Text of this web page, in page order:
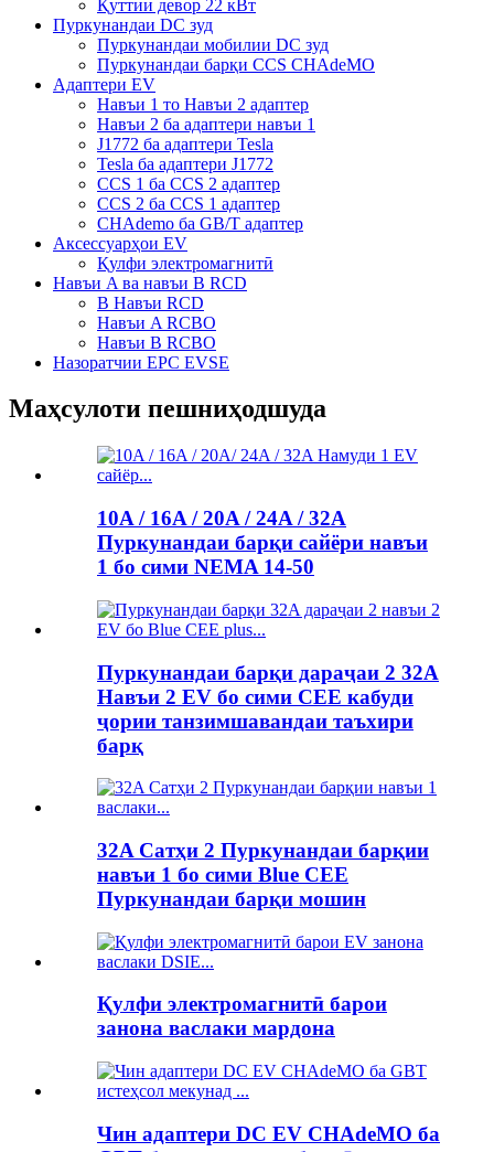
Қуттии девор 22 кВт
Пуркунандаи DC зуд
Пуркунандаи мобилии DC зуд
Пуркунандаи барқи CCS CHAdeMO
Адаптери EV
Навъи 1 то Навъи 2 адаптер
Навъи 2 ба адаптери навъи 1
J1772 ба адаптери Tesla
Tesla ба адаптери J1772
CCS 1 ба CCS 2 адаптер
CCS 2 ба CCS 1 адаптер
CHAdemo ба GB/T адаптер
Аксессуарҳои EV
Қулфи электромагнитӣ
Навъи A ва навъи B RCD
B Навъи RCD
Навъи A RCBO
Навъи B RCBO
Назоратчии EPC EVSE
Маҳсулоти пешниҳодшуда
10A / 16A / 20A / 24A / 32A
Пуркунандаи барқи сайёри навъи
1 бо сими NEMA 14-50
Пуркунандаи барқи дараҷаи 2 32A
Навъи 2 EV бо сими CEE кабуди
ҷории танзимшавандаи таъхири
барқ
32A Сатҳи 2 Пуркунандаи барқии
навъи 1 бо сими Blue CEE
Пуркунандаи барқи мошин
Қулфи электромагнитӣ барои
занона васлаки мардона
Чин адаптери DC EV CHAdeMO ба